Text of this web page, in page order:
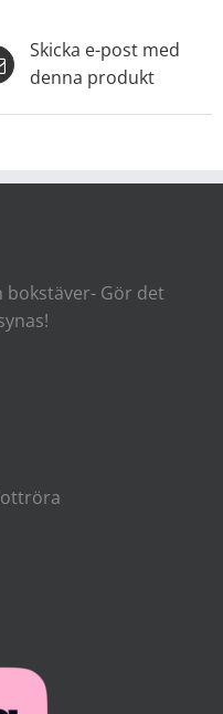
Skicka e-post med
denna produkt
bokstäver- Gör det